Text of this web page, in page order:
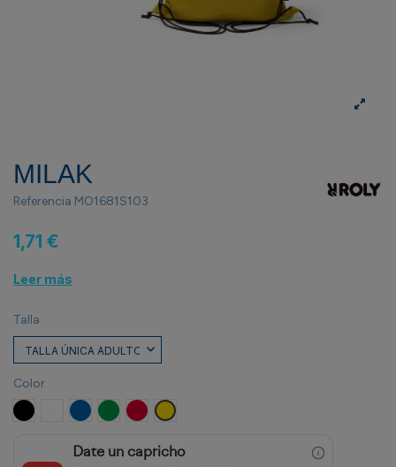
MILAK
Referencia MO1681S103
1,71 €
Leer más
Talla
Color
NEGRO BLANCOROYAL VERDE HELECHO
ROJO AMARILLO
Date un capricho